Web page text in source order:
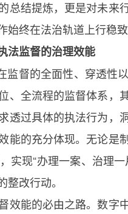
总结提炼，更是对未
终在法治轨道上行稳
法监督的治理效能
监督的全面性、穿透
、全流程的监督体系
过具体的执法行为
能的充分体现。无论
现“办理一案、治理
改行动。
效能的必由之路。数